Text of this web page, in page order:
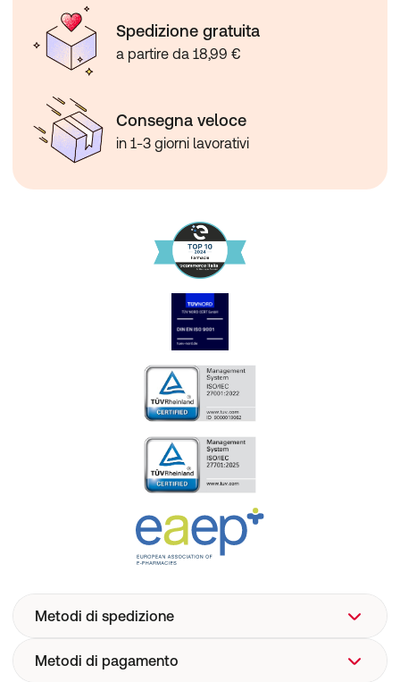
Spedizione gratuita
a partire da 18,99 €
Consegna veloce
in 1-3 giorni lavorativi
Metodi di spedizione
Metodi di pagamento